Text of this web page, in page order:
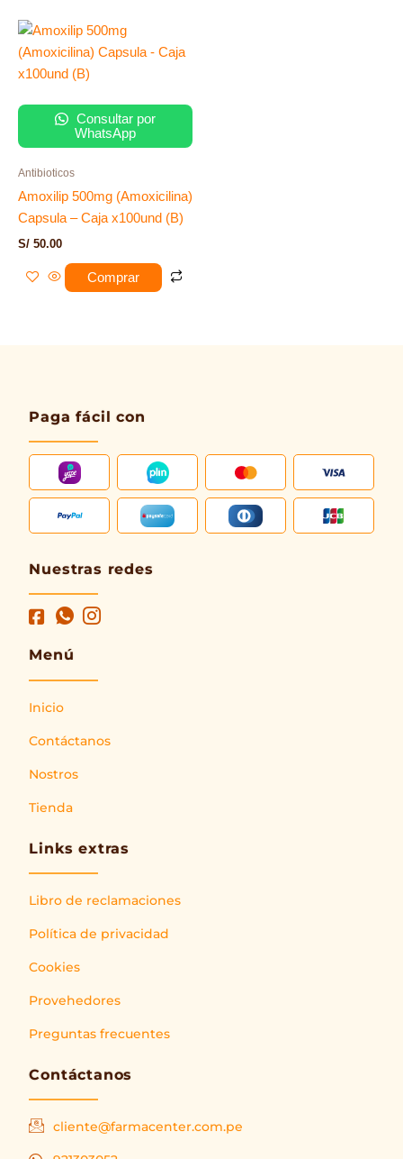
Consultar por
WhatsApp
Antibioticos
Amoxilip 500mg (Amoxicilina)
Capsula – Caja x100und (B)
S/ 50.00
Comprar
Paga fácil con
Nuestras redes
Menú
Inicio
Contáctanos
Nostros
Tienda
Links extras
Libro de reclamaciones
Política de privacidad
Cookies
Provehedores
Preguntas frecuentes
Contáctanos
cliente@farmacenter.com.pe